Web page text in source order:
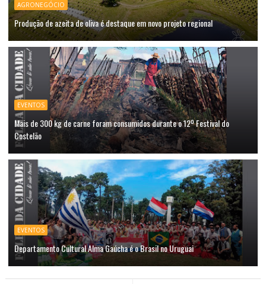
AGRONEGÓCIO
Produção de azeita de oliva é destaque em novo projeto regional
EVENTOS
Mais de 300 kg de carne foram consumidos durante o 12º Festival do
Costelão
EVENTOS
Departamento Cultural Alma Gaúcha é o Brasil no Uruguai